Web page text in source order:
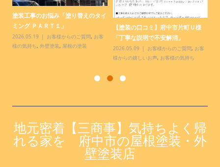
塗装工事のお悩み「塗り替えのタイ
ミング ＰＡＲＴ１」
2026.05.19 お客様からのご質問, お客
様の気持ち, 外壁塗装, 屋根の塗装
【塗装の口コミ】府中市片町Ｕ様
「丁寧な説明で不安解消」
2026.05.09 お客様からのご質問, お客
様からの嬉しいお声, お客様の気持ち
地元密着【三商事】気持ちよく帰
れる家を 府中市の屋根塗装・外
壁塗装店